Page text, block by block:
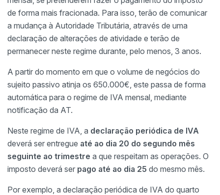
de forma mais fracionada. Para isso, terão de comunicar
a mudança à Autoridade Tributária, através de uma
declaração de alterações de atividade e terão de
permanecer neste regime durante, pelo menos, 3 anos.
A partir do momento em que o volume de negócios do
sujeito passivo atinja os 650.000€, este passa de forma
automática para o regime de IVA mensal, mediante
notificação da AT.
Neste regime de IVA, a declaração periódica de IVA
deverá ser entregue até ao dia 20 do segundo mês
seguinte ao trimestre a que respeitam as operações. O
imposto deverá ser pago até ao dia 25 do mesmo mês.
Por exemplo, a declaração periódica de IVA do quarto